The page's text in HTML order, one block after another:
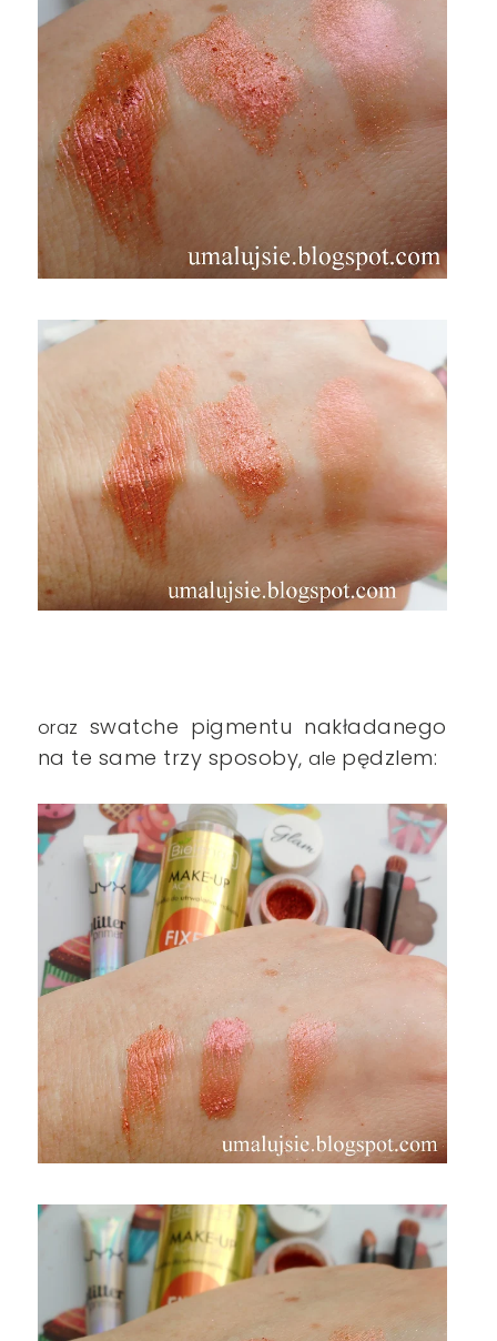
oraz swatche pigmentu nakładanego
na te same trzy sposoby,ale pędzlem: